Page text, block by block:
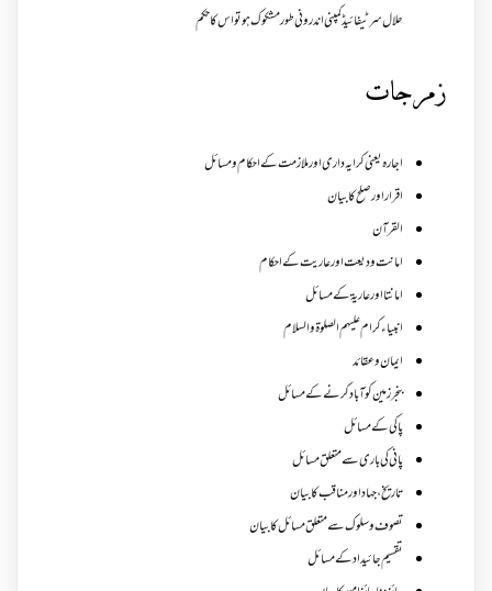
حلال سرٹیفائیڈ کمپنی اندرونی طور مشکوک ہو تو اس کا حکم
زمرجات
اجارہ یعنی کرایہ داری اور ملازمت کے احکام و مسائل
اقرار اور صلح کا بیان
القرآن
امانت ودیعت اورعاریت کے احکام
امانتا اور عاریة کے مسائل
انبیاء کرام علیہم الصلوۃ والسلام
ایمان وعقائد
بنجر زمین کو آباد کرنے کے مسائل
پاکی کے مسائل
پانی کی باری سے متعلق مسائل
تاریخ،جہاد اور مناقب کا بیان
تصوف و سلوک سے متعلق مسائل کا بیان
تقسیم جائیداد کے مسائل